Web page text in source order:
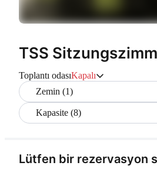
TSS
Toplantı odasıKapalı
Zemin (1)
Kapasite (8)
Lütfen bir rezervasyon